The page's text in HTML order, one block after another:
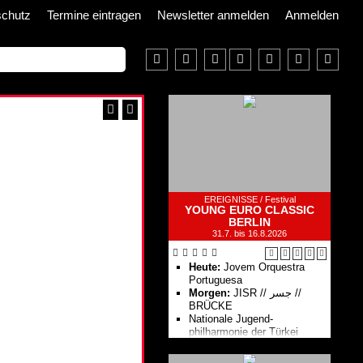
Termine eintragen Newsletter anmelden
Anmelden
EREIGNISSE / Festival
YOUNG EURO CLASSIC
BERLIN
31.7. bis 16.8.2026
Heute: Jovem Orques­tra
Portuguesa
Morgen: JISR // جسر //
BRÜCKE
Nationale Jugend­
philharmonie der Türkei
der gu­ten Hoff­nung